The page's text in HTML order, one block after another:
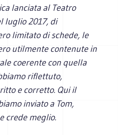
lanciata al Teatro
luglio 2017, di
limitato di schede, le
utilmente contenute in
coerente con quella
riflettuto,
e corretto. Qui il
inviato a Tom,
crede meglio.